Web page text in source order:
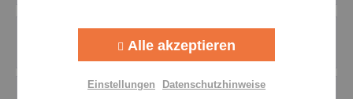
Beschreibung
Bewertungen
0
Personalisierung Aktiv
Alle akzeptieren
Einstellungen Datenschutzhinweise